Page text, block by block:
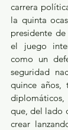
carrera
la quinta
presidente
el juego
como un
seguridad
quince años,
que, del lado
crear